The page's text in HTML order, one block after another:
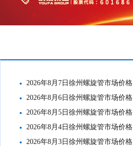
2026年8月7日徐州螺旋管市场价格
2026年8月6日徐州螺旋管市场价格
2026年8月5日徐州螺旋管市场价格
2026年8月4日徐州螺旋管市场价格
2026年8月3日徐州螺旋管市场价格